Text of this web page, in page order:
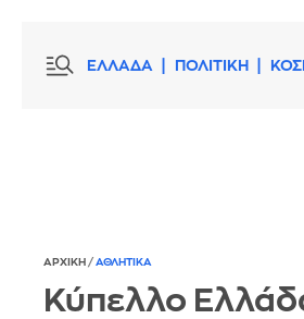
ΕΛΛΑΔΑ ΠΟΛΙΤΙΚΗ
ΑΡΧΙΚΗ / ΑΘΛΗΤΙΚΑ
Κύπελλο